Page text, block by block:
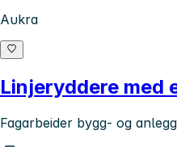
Aukra
Linjeryddere med
Fagarbeider bygg- og